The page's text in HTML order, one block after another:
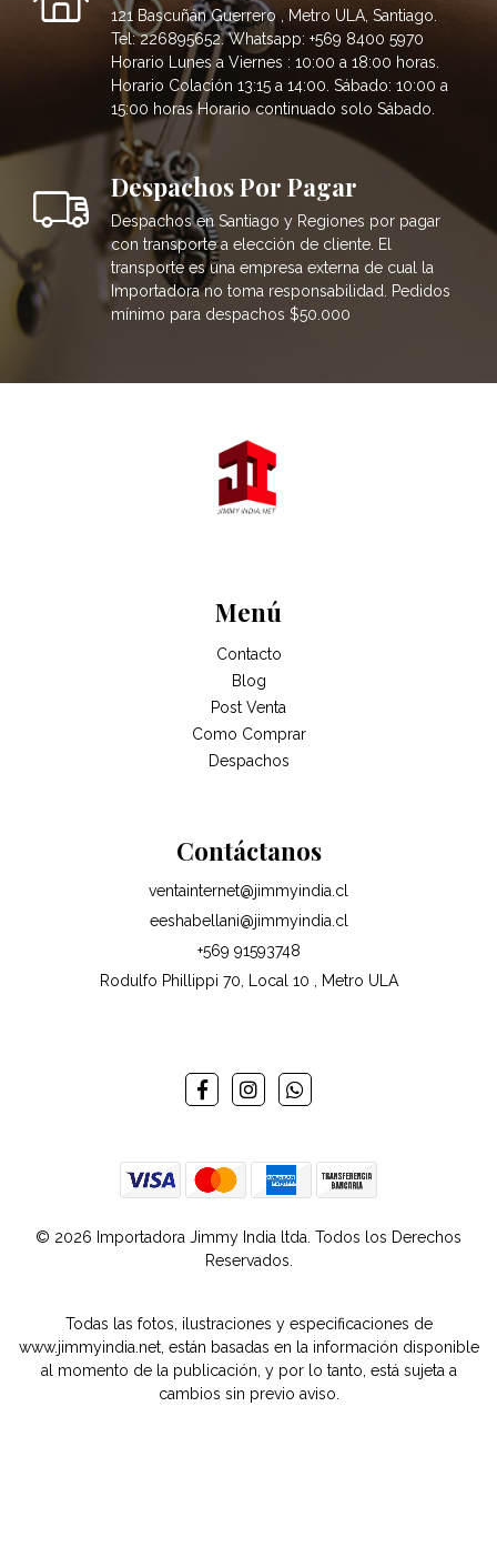
121 Bascuñán Guerrero , Metro ULA, Santiago.
Tel: 226895652. Whatsapp: +569 8400 5970
Horario Lunes a Viernes : 10:00 a 18:00 horas.
Horario Colación 13:15 a 14:00. Sábado: 10:00 a
15:00 horas Horario continuado solo Sábado.
Despachos Por Pagar
Despachos en Santiago y Regiones por pagar
con transporte a elección de cliente. El
transporte es una empresa externa de cual la
Importadora no toma responsabilidad. Pedidos
mínimo para despachos $50.000
Menú
Contacto
Blog
Post Venta
Como Comprar
Despachos
Contáctanos
ventainternet@jimmyindia.cl
eeshabellani@jimmyindia.cl
+569 91593748
Rodulfo Phillippi 70, Local 10 , Metro ULA
© 2026 Importadora Jimmy India ltda. Todos los Derechos
Reservados.
Todas las fotos, ilustraciones y especificaciones de
www.jimmyindia.net, están basadas en la información disponible
al momento de la publicación, y por lo tanto, está sujeta a
cambios sin previo aviso.